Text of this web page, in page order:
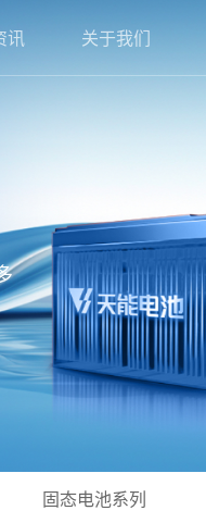
讯 关于我们
固态电池系列